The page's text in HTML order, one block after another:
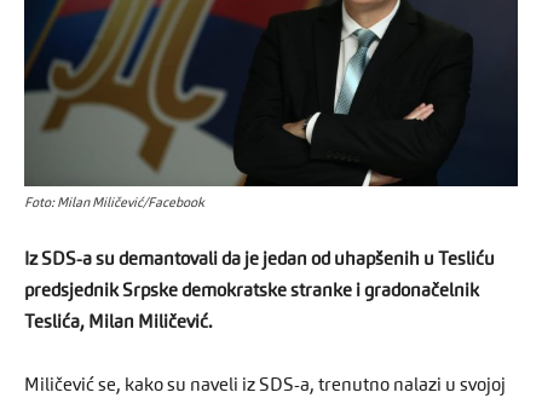
Foto: Milan Miličević/Facebook
Iz SDS-a su demantovali da je jedan od uhapšenih u Tesliću
predsjednik Srpske demokratske stranke i gradonačelnik
Teslića, Milan Miličević.
Miličević se, kako su naveli iz SDS-a, trenutno nalazi u svojoj